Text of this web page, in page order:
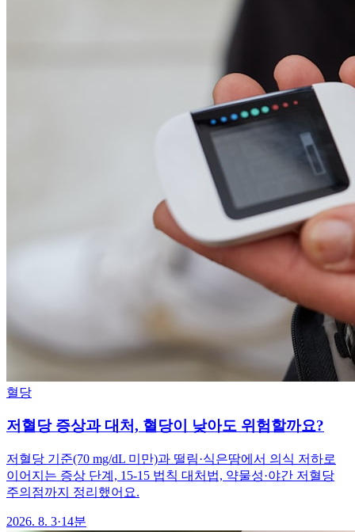
혈당
저혈당 증상과 대처, 혈당이 낮아도 위험할까요?
저혈당 기준(70 mg/dL 미만)과 떨림·식은땀에서 의식 저하로
이어지는 증상 단계, 15-15 법칙 대처법, 약물성·야간 저혈당
주의점까지 정리했어요.
2026. 8. 3·14분